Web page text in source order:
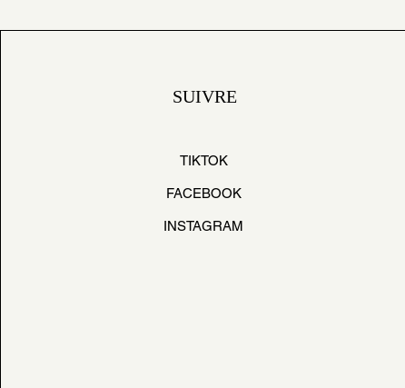
SUIVRE
TIKTOK
FACEBOOK
INSTAGRAM